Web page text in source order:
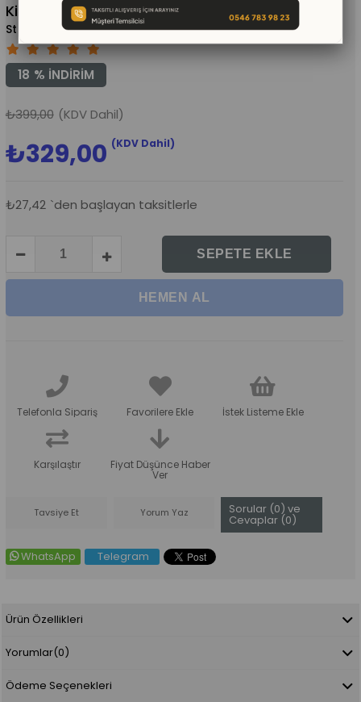
Kinetik Oyun Kumu 2,5 Kg Pembe
(KWB301P)
%
18 İNDIRIM
₺399,00 (KDV Dahil)
₺329,00 (KDV Dahil)
₺27,42 `den başlayan taksitlerle
Telefonla Sipariş Favorilere Ekle İstek Listeme Ekle
Karşılaştır Fiyat Düşünce Haber
Ver
Tavsiye Et Yorum Yaz Sorular (0) ve
Cevaplar (0)
WhatsApp Telegram
Ürün Özellikleri
Yorumlar(0)
Ödeme Seçenekleri